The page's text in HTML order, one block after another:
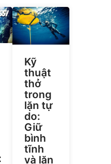
Kỹ
thuật
thở
trong
lặn tự
do:
Giữ
bình
tĩnh
và lặn